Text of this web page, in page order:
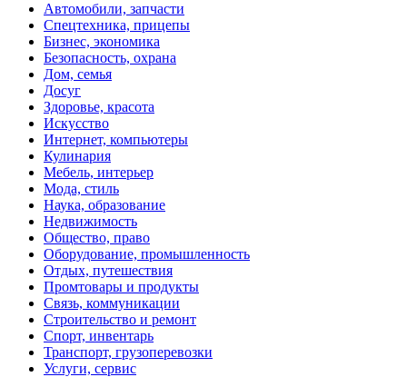
Автомобили, запчасти
Спецтехника, прицепы
Бизнес, экономика
Безопасность, охрана
Дом, семья
Досуг
Здоровье, красота
Искусство
Интернет, компьютеры
Кулинария
Мебель, интерьер
Мода, стиль
Наука, образование
Недвижимость
Общество, право
Оборудование, промышленность
Отдых, путешествия
Промтовары и продукты
Связь, коммуникации
Строительство и ремонт
Спорт, инвентарь
Транспорт, грузоперевозки
Услуги, сервис